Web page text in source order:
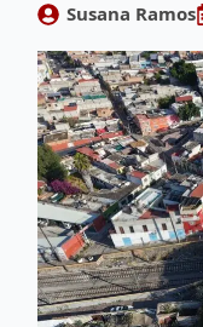
Susana Ramos